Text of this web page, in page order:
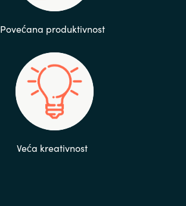
Povećana produktivnost
Veća kreativnost